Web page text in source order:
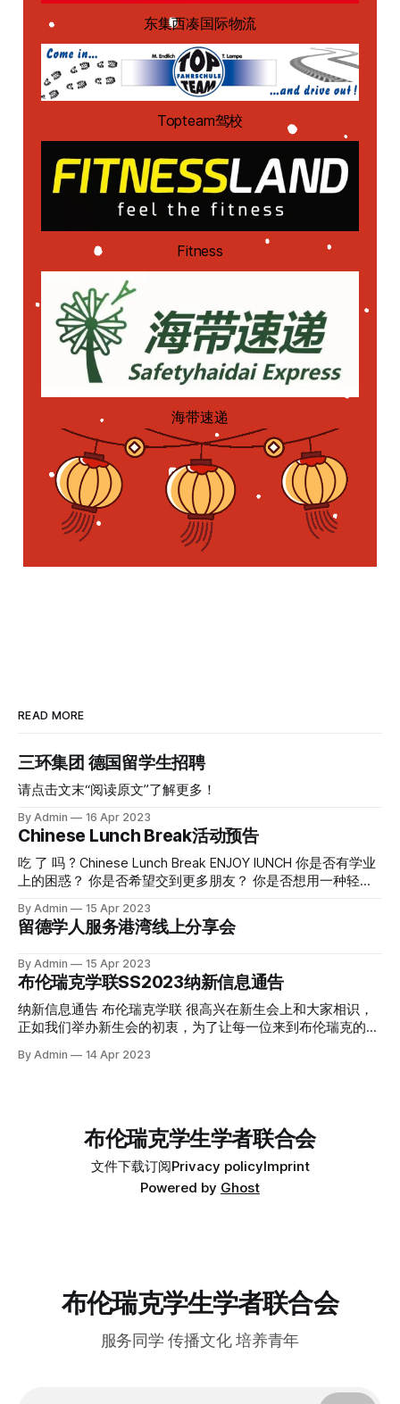
东集西凑国际物流
Topteam驾校
Fitness
海带速递
READ MORE
三环集团 德国留学生招聘
请点击文末“阅读原文”了解更多！
By Admin 16 Apr 2023
Chinese Lunch Break活动预告
吃 了 吗 ? Chinese Lunch Break ENJOY lUNCH 你是否有学业
上的困惑？ 你是否希望交到更多朋友？ 你是否想用一种轻松
国际处和布伦瑞克学联为大家提供了 Chinese Lunch Break活
动。 时间：4月18日（下周）开始， 每周二中午12:30-14:00
起和中国同学、国际处Betreuer和学联高学期学长学姐共同就
餐、沟通， 认识新朋友，了解各类信息， 获得个人学业或生
活建议。 无需预约， 没有任何门槛， 欢迎每一位同学的到
来！
By Admin 15 Apr 2023
留德学人服务港湾线上分享会
By Admin 15 Apr 2023
布伦瑞克学联SS2023纳新信息通告
纳新信息通告 布伦瑞克学联 很高兴在新生会上和大家相识，
正如我们举办新生会的初衷，为了让每一位来到布伦瑞克的同
学联在服务同学的路上已经走了几十年的时间。 当下，学联
你可以感受到朋友们时常的问候，羁绊多了，此心安处即吾
作，砥砺个人品格，提升综合能力； 在这里你还可以尝试与
校方和中德企业交流，或是维护同学们的权益，或是领略更高
区各高校的承认和支持。 布伦瑞克学联以维护布伦瑞克地区
中国学子权益、服务
By Admin 14 Apr 2023
布伦瑞克学生学者联合会
文件下载订阅Privacy policyImprint
Powered by Ghost
布伦瑞克学生学者联合会
服务同学 传播文化 培养青年